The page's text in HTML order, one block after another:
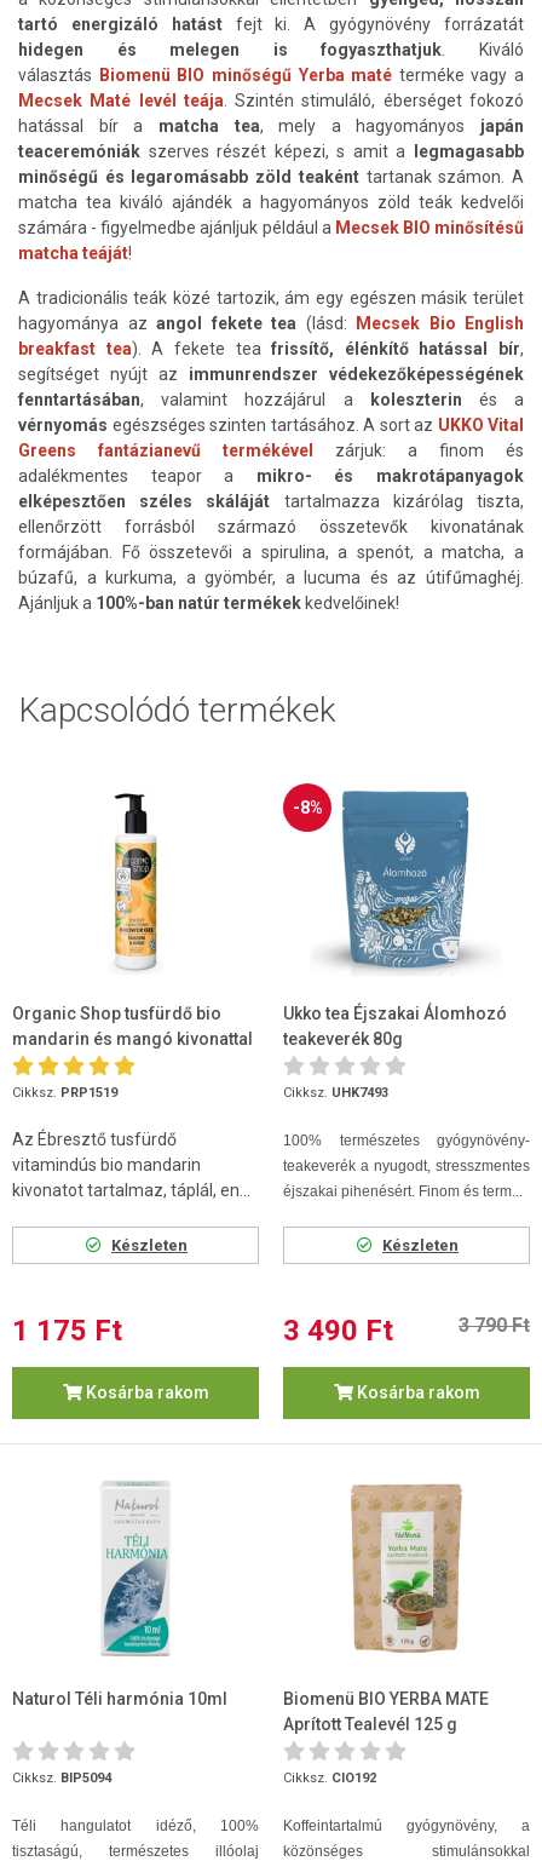
tartó energizáló hatást fejt ki. A gyógynövény forrázatát
hidegen és melegen is fogyaszthatjuk . Kiváló
választás Biomenü BIO minőségű Yerba maté terméke vagy a
Mecsek Maté levél teája . Szintén stimuláló, éberséget fokozó
hatással bír a matcha tea, mely a hagyományos japán
teaceremóniák szerves részét képezi, s amit a
legmagasabb
minőségű és legaromásabb zöld teakénttartanak számon. A
matcha tea kiváló ajándék a hagyományos zöld teák kedvelői
számára - figyelmedbe ajánljuk például a Mecsek BIO minősítésű
matcha teáját!
A tradicionális teák közé tartozik, ám egy egészen másik terület
hagyománya az angol fekete tea (lásd:
Mecsek Bio English
breakfast tea). A fekete teafrissítő, élénkítő hatással bír,
segítséget nyújt az immunrendszer védekezőképességének
fenntartásában, valamint hozzájárul a koleszterin és a
vérnyomás egészséges szinten tartásához. A sort az UKKO Vital
Greens
fantázianevű termékével
zárjuk: a finom és
adalékmentes teapor a mikro- és makrotápanyagok
elképesztően széles skáláját tartalmazza kizárólag tiszta,
ellenőrzött forrásból származó összetevők kivonatának
formájában. Fő összetevői a spirulina, a spenót, a matcha, a
búzafű, a kurkuma, a gyömbér, a lucuma és az útifűmaghéj.
Ajánljuk a 100%-ban natúr termékek kedvelőinek!
Kapcsolódó termékek
Organic Shop tusfürdő bio
mandarin és mangó kivonattal
280 ml
Cikksz. PRP1519
Az Ébresztő tusfürdő
vitamindús bio mandarin
kivonatot tartalmaz, táplál, en...
Készleten
1 175 Ft
Kosárba rakom
-8%
Ukko tea Éjszakai Álomhozó
teakeverék 80g
Cikksz. UHK7493
100% természetes gyógynövény-
teakeverék a nyugodt, stresszmentes
éjszakai pihenésért. Finom és term...
Készleten
3 490 Ft 3 790 Ft
Kosárba rakom
Naturol Téli harmónia 10ml
Cikksz. BIP5094
Téli hangulatot idéző, 100%
tisztaságú, természetes illóolaj
Biomenü BIO YERBA MATE
Aprított Tealevél 125 g
Cikksz. CIO192
Koffeintartalmú gyógynövény, a
közönséges stimulánsokkal